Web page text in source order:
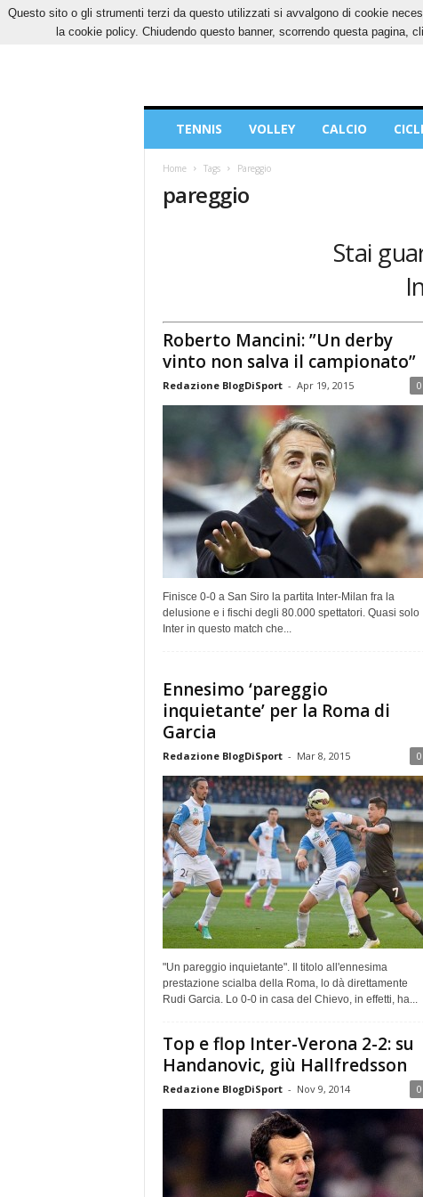
GIOVEDÌ, 6 AGOSTO 2026 CONTATTI COOKIES
Sport
TENNIS VOLLEY CALCIO
Home Tags Pareggio
pareggio
Stai
Roberto Mancini: ”Un derby
vinto non salva il campionato”
Redazione BlogDiSport - Apr 19, 2015 0
Finisce 0-0 a San Siro la partita Inter-Milan fra la
delusione e i fischi degli 80.000 spettatori. Quasi solo
Inter in questo match che...
Ennesimo ‘pareggio
inquietante’ per la Roma di
Garcia
Redazione BlogDiSport - Mar 8, 2015 0
"Un pareggio inquietante". Il titolo all'ennesima
prestazione scialba della Roma, lo dà direttamente
Rudi Garcia. Lo 0-0 in casa del Chievo, in effetti, ha...
Top e flop Inter-Verona 2-2: su
Handanovic, giù Hallfredsson
Redazione BlogDiSport - Nov 9, 2014 0
Questo sito o gli strumenti terzi da questo utilizzati si avvalgono di cookie
la cookie policy. Chiudendo questo banner, scorrendo questa